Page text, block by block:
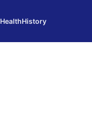
HealthHistory